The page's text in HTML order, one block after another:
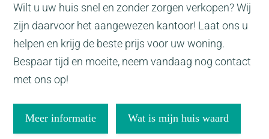
Wilt u uw huis snel en zonder zorgen verkopen? Wij
zijn daarvoor het aangewezen kantoor! Laat ons u
helpen en krijg de beste prijs voor uw woning.
Bespaar tijd en moeite, neem vandaag nog contact
met ons op!
Meer informatie Wat is mijn huis waard